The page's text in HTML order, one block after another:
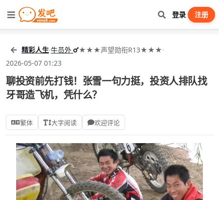
登录 注册
精彩人生·牛员外 ★★★声望勋衔R13★★★·
2026-05-07 01:23
聊投资前先打钱！张雪一句力挺，投资人排队找
牙哥造飞机，凭什么？
繁体 大字阅读 欢迎评论